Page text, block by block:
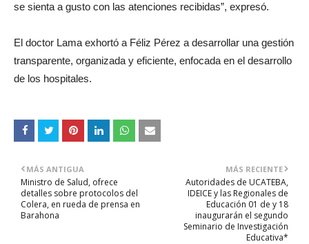
se sienta a gusto con las atenciones recibidas”, expresó.
El doctor Lama exhortó a Féliz Pérez a desarrollar una gestión
transparente, organizada y eficiente, enfocada en el desarrollo
de los hospitales.
MÁS RECIENTE
Autoridades de UCATEBA,
IDEICE y las Regionales de
Educación 01 de y 18
inaugurarán el segundo
Seminario de Investigación
Educativa*
MÁS ANTIGUA
Ministro de Salud, ofrece
detalles sobre protocolos del
Colera, en rueda de prensa en
Barahona